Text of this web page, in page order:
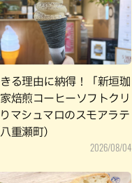
る理由に納得！「新垣珈
焙煎コーヒーソフトクリ
マシュマロのスモアラテ
重瀬町）
2026/08/04